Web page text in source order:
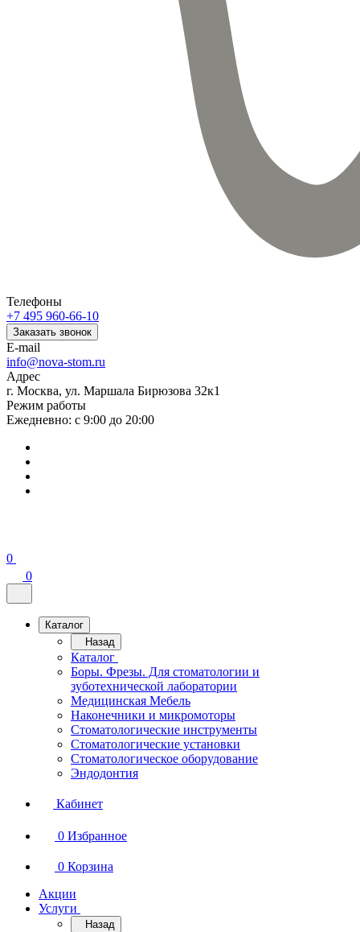
Телефоны
+7 495 960-66-10
Заказать звонок
E-mail
info@nova-stom.ru
Адрес
г. Москва, ул. Маршала Бирюзова 32к1
Режим работы
Ежедневно: с 9:00 до 20:00
0
0
Каталог
Назад
Каталог
Боры. Фрезы. Для стоматологии и
зуботехнической лаборатории
Медицинская Мебель
Наконечники и микромоторы
Стоматологические инструменты
Стоматологические установки
Стоматологическое оборудование
Эндодонтия
Кабинет
0 Избранное
0 Корзина
Акции
Услуги
Назад